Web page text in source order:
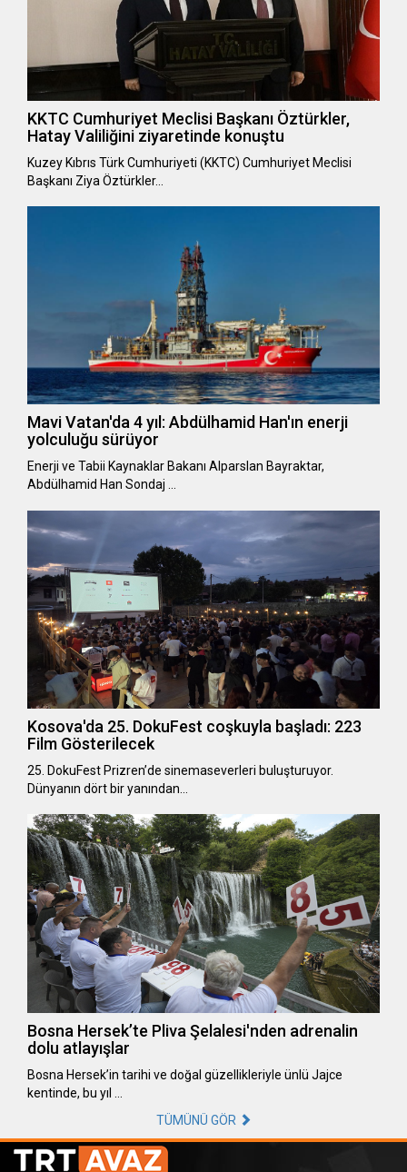
KKTC Cumhuriyet Meclisi Başkanı Öztürkler,
Hatay Valiliğini ziyaretinde konuştu
Kuzey Kıbrıs Türk Cumhuriyeti (KKTC) Cumhuriyet Meclisi
Başkanı Ziya Öztürkler…
Mavi Vatan'da 4 yıl: Abdülhamid Han'ın enerji
yolculuğu sürüyor
Enerji ve Tabii Kaynaklar Bakanı Alparslan Bayraktar,
Abdülhamid Han Sondaj …
Kosova'da 25. DokuFest coşkuyla başladı: 223
Film Gösterilecek
25. DokuFest Prizren’de sinemaseverleri buluşturuyor.
Dünyanın dört bir yanından…
Bosna Hersek’te Pliva Şelalesi'nden adrenalin
dolu atlayışlar
Bosna Hersek’in tarihi ve doğal güzellikleriyle ünlü Jajce
kentinde, bu yıl …
TÜMÜNÜ GÖR